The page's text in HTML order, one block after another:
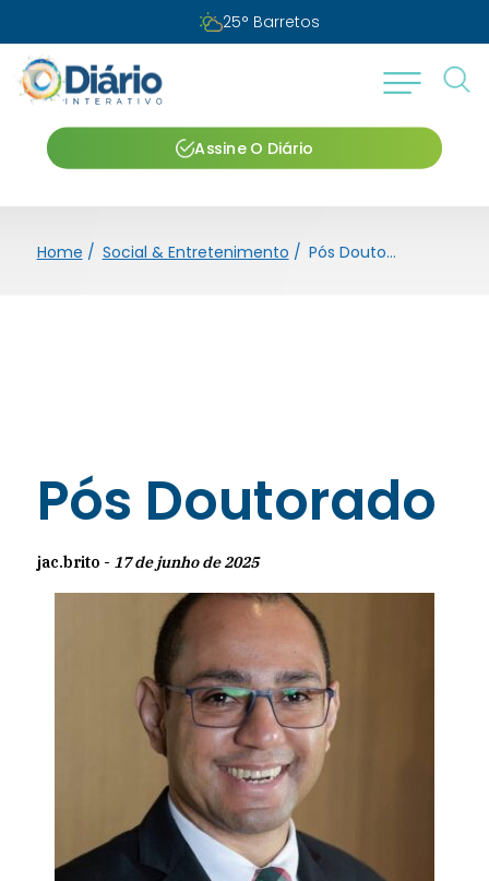
25° Barretos
Assine O Diário
Home / Social & Entretenimento / Pós Doutorado
Pós Doutorado
jac.brito - 17 de junho de 2025